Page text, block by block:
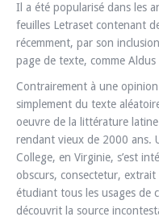
Il a été popularisé dans les
feuilles Letraset contenant
récemment, par son
page de texte, comme Aldus
Contrairement à une
simplement du texte
oeuvre de la littérature
rendant vieux de 2000 ans.
College, en Virginie, s’est
obscurs, consectetur, extrait
étudiant tous les usages de
découvrit la source